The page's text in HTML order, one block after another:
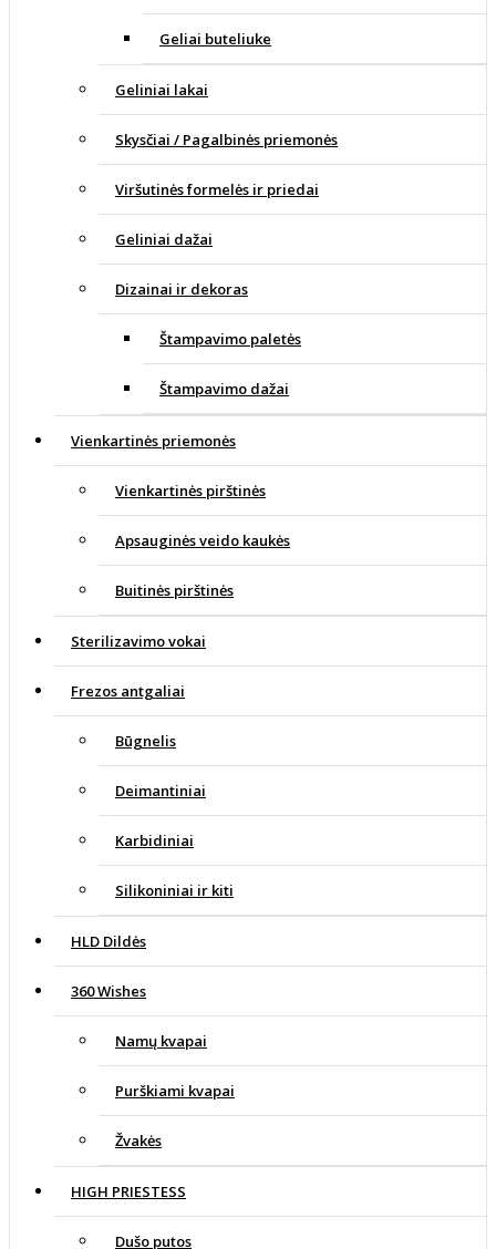
Geliai buteliuke
Geliniai lakai
Skysčiai / Pagalbinės priemonės
Viršutinės formelės ir priedai
Geliniai dažai
Dizainai ir dekoras
Štampavimo paletės
Štampavimo dažai
Vienkartinės priemonės
Vienkartinės pirštinės
Apsauginės veido kaukės
Buitinės pirštinės
Sterilizavimo vokai
Frezos antgaliai
Būgnelis
Deimantiniai
Karbidiniai
Silikoniniai ir kiti
HLD Dildės
360 Wishes
Namų kvapai
Purškiami kvapai
Žvakės
HIGH PRIESTESS
Dušo putos